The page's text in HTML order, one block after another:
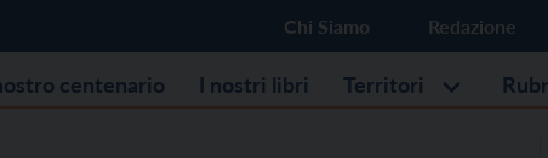
Chi Siamo Redazione
centenario I nostri libri Territori